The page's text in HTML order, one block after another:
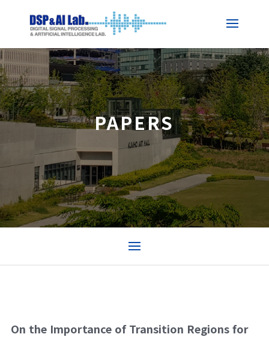
PAPERS
On the Importance of Transition Regions for